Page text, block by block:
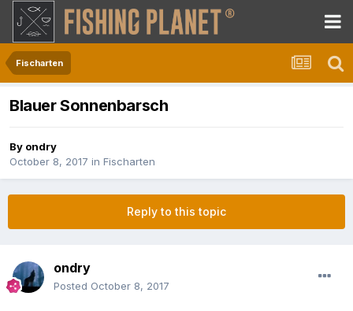
Fischarten
Blauer Sonnenbarsch
By ondry
October 8, 2017 in Fischarten
Reply to this topic
ondry
Posted October 8, 2017